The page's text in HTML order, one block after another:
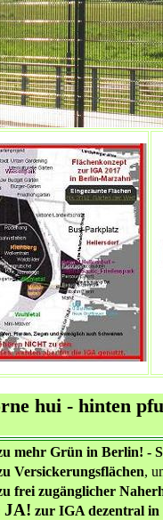
hui - hinten
mehr Grün in Berlin! -
Versickerungsflächen,
frei zugänglicher
JA! zur IGA dezentral in